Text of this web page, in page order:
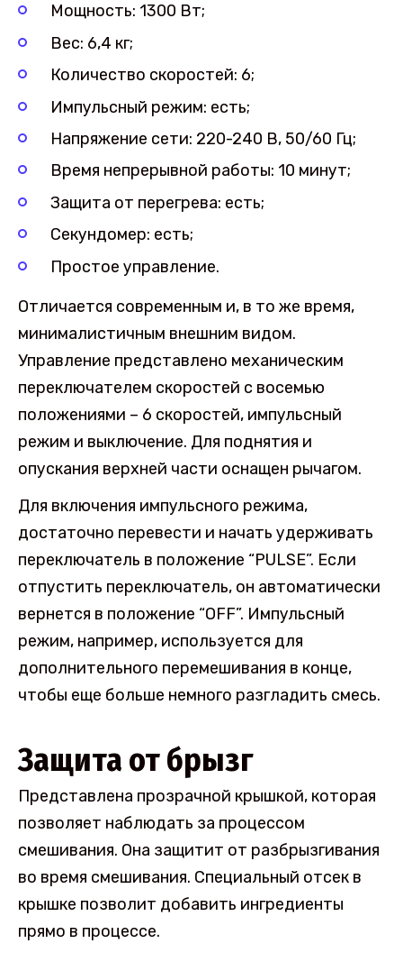
Мощность: 1300 Вт;
Вес: 6,4 кг;
Количество скоростей: 6;
Импульсный режим: есть;
Напряжение сети: 220-240 В, 50/60 Гц;
Время непрерывной работы: 10 минут;
Защита от перегрева: есть;
Секундомер: есть;
Простое управление.
Отличается современным и, в то же время,
минималистичным внешним видом.
Управление представлено механическим
переключателем скоростей с восемью
положениями – 6 скоростей, импульсный
режим и выключение. Для поднятия и
опускания верхней части оснащен рычагом.
Для включения импульсного режима,
достаточно перевести и начать удерживать
переключатель в положение “PULSE”. Если
отпустить переключатель, он автоматически
вернется в положение “OFF”. Импульсный
режим, например, используется для
дополнительного перемешивания в конце,
чтобы еще больше немного разгладить смесь.
Защита от брызг
Представлена прозрачной крышкой, которая
позволяет наблюдать за процессом
смешивания. Она защитит от разбрызгивания
во время смешивания. Специальный отсек в
крышке позволит добавить ингредиенты
прямо в процессе.